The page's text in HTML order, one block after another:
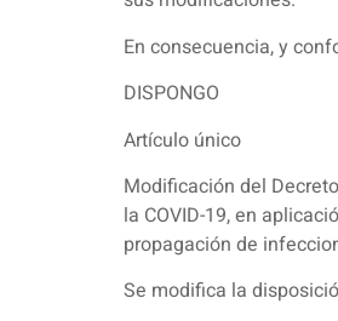
En consecuencia, y
DISPONGO
Artículo único
Modificación del
la COVID-19, en
propagación de
Se modifica la